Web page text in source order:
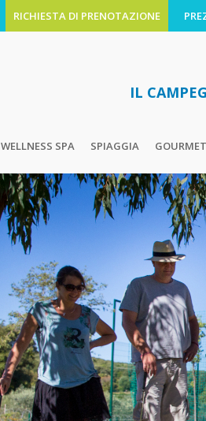
RICHIESTA DI PRENOTAZIONE
IL
WELLNESS SPA SPIAGGIA GOURMET